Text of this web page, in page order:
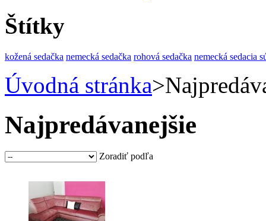
Štítky
kožená sedačka nemecká sedačka rohová sedačka nemecká sedacia
Úvodná stránka>
Najpredávanejšie
Zoradiť podľa